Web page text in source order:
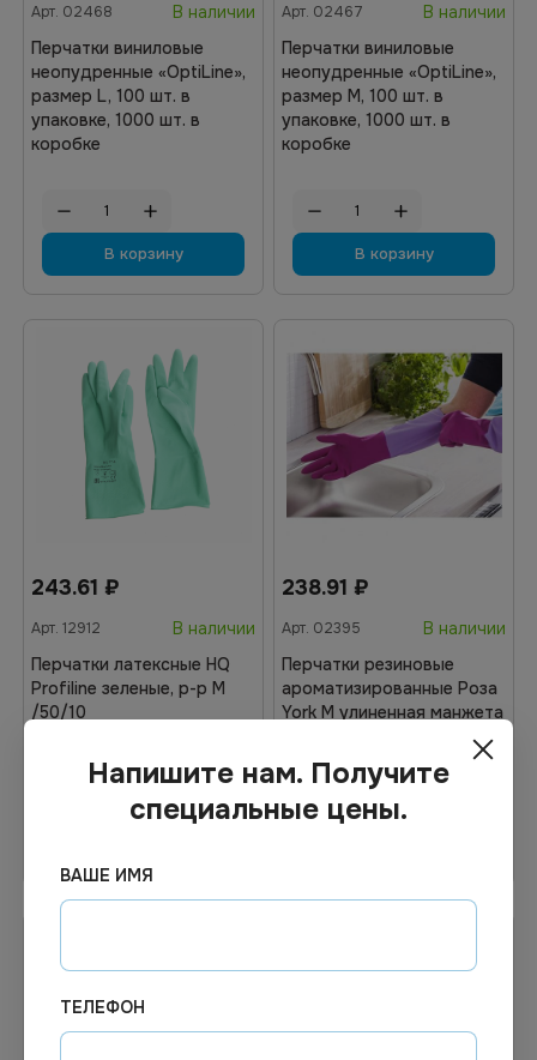
Арт. 02468
В наличии
Перчатки виниловые
неопудренные «OptiLine»,
размер L, 100 шт. в
упаковке, 1000 шт. в
коробке
В корзину
Арт. 02467
В наличии
Перчатки виниловые
неопудренные «OptiLine»,
размер M, 100 шт. в
упаковке, 1000 шт. в
коробке
В корзину
243.61 ₽
Арт. 12912
В наличии
Перчатки латексные HQ
Profiline зеленые, р-р M
/50/10
238.91 ₽
Арт. 02395
В наличии
Перчатки резиновые
ароматизированные Роза
York M улиненная манжета
Напишите нам. Получите
специальные цены.
ВАШЕ ИМЯ
ТЕЛЕФОН